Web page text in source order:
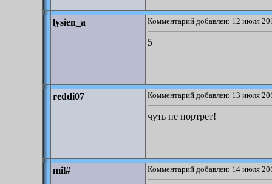
lysien_a Комментарий добавлен: 12 июля
5
reddi07 Комментарий добавлен: 13 июля
чуть не портрет!
mil# Комментарий добавлен: 14 июля